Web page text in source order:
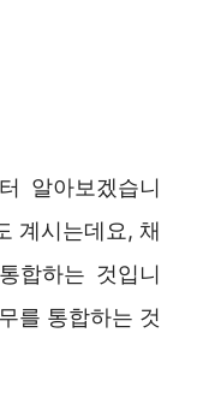
알아보겠습니
계시는데요, 채
합하는 것입니
를 통합하는 것